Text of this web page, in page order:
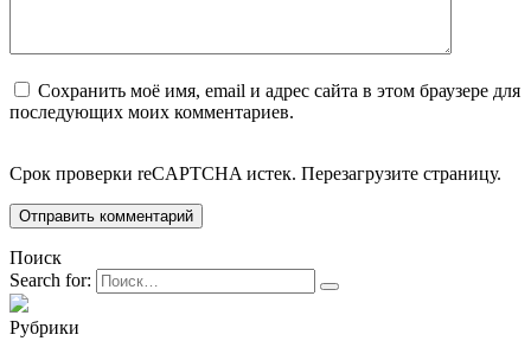
Сохранить моё имя, email и адрес сайта в этом браузере для
последующих моих комментариев.
Срок проверки reCAPTCHA истек. Перезагрузите страницу.
Поиск
Search for:
Рубрики